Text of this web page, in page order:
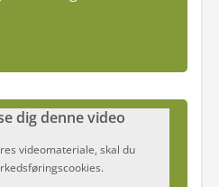
dig denne video
videomateriale, skal du